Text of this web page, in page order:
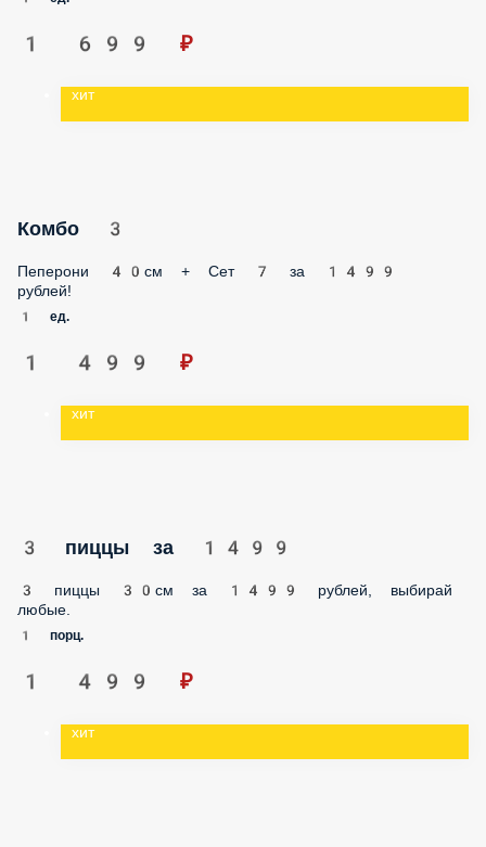
Пеперони 40см + Сет 7 за 1499 рублей!
1 ед.
1 499 ₽
хит
3 пиццы 30см за 1499 рублей, выбирай любые.
1 499 ₽